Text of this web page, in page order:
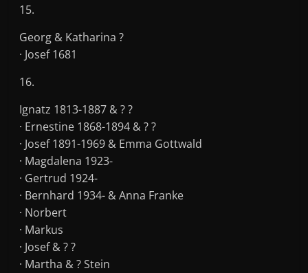
15.
Georg & Katharina ?
· Josef 1681
16.
Ignatz 1813-1887 & ? ?
· Ernestine 1868-1894 & ? ?
· Josef 1891-1969 & Emma Gottwald
· Magdalena 1923-
· Gertrud 1924-
· Bernhard 1934- & Anna Franke
· Norbert
· Markus
· Josef & ? ?
· Martha & ? Stein